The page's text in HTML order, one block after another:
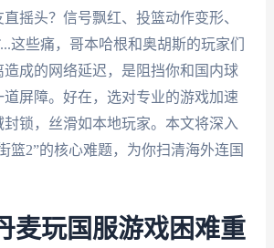
摇头？信号飘红、投篮动作变形、
这些痛，哥本哈根和奥胡斯的玩家们
成的网络延迟，是阻挡你和国内球
屏障。好在，选对专业的游戏加速
锁，丝滑如本地玩家。本文将深入
篮2”的核心难题，为你扫清海外连国
麦玩国服游戏困难重